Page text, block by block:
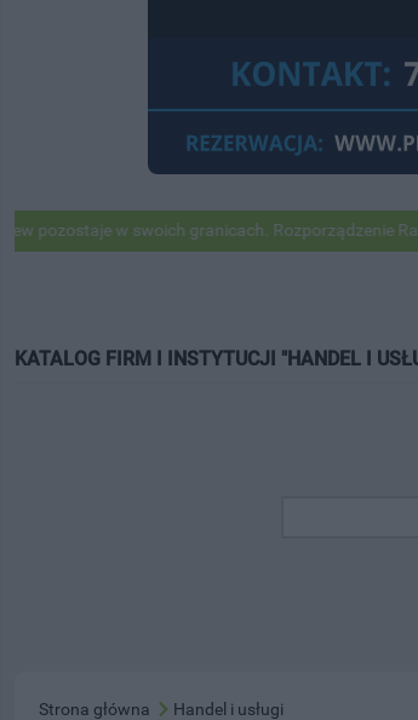
w swoich granicach. Rozporządzenie Rady
KATALOG FIRM I INSTYTUCJI "HANDEL I
Strona główna Handel i usługi